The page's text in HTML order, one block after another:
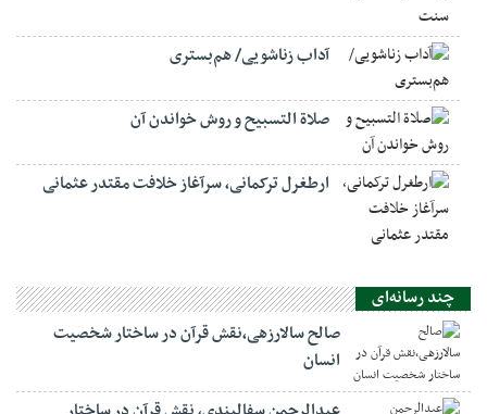
آداب زناشویی/ هم‌بستری
صلاة التسبيح و روش خواندن آن
ارطغرل ترکمانی، سرآغاز خلافت مقتدر عثمانی
چند رسانه‌ای
صالح سالارزهی،‌نقش قرآن در ساختار شخصیت
انسان